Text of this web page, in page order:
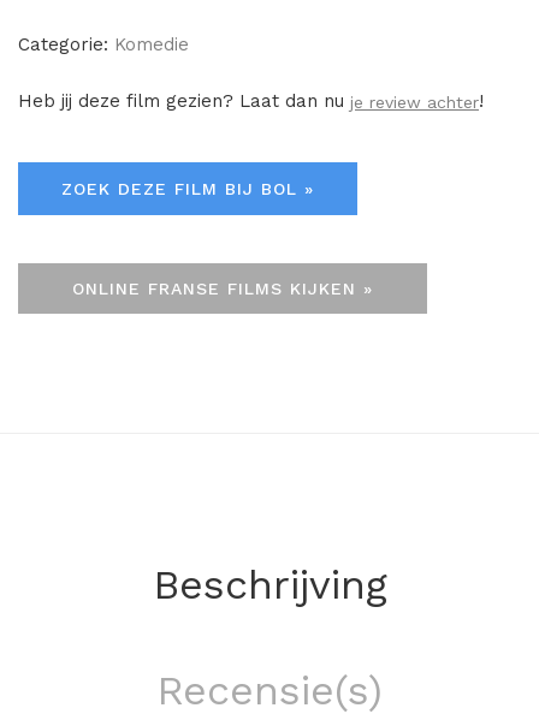
Categorie: Komedie
Heb jij deze film gezien? Laat dan nu je review achter!
ZOEK DEZE FILM BIJ BOL »
ONLINE FRANSE FILMS KIJKEN »
Beschrijving
Recensie(s)